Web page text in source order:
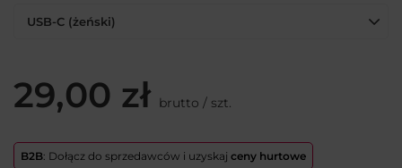
USB-C (żeński)
29,00 zł brutto / szt.
B2B: Dołącz do sprzedawców i uzyskaj ceny hurtowe